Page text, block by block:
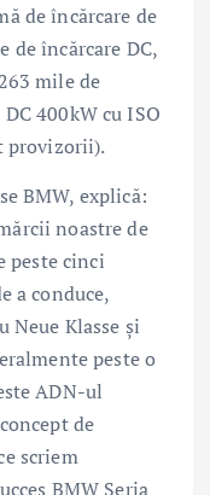
de încărcare de
de încărcare DC,
mile de
400kW cu ISO
provizorii).
BMW, explică:
noastre de
peste cinci
a conduce,
Neue Klasse și
peste o
ADN-ul
de
scriem
BMW Seria